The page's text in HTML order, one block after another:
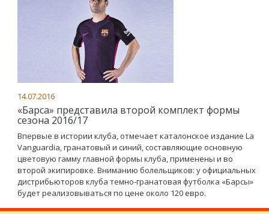
14.07.2016
«Барса» представила второй комплект формы
сезона 2016/17
Впервые в истории клуба, отмечает каталонское издание La
Vanguardia, гранатовый и синий, составляющие основную
цветовую гамму главной формы клуба, применены и во
второй экипировке. Вниманию болельщиков: у официальных
дистрибьюторов клуба темно-гранатовая футболка «Барсы»
будет реализовываться по цене около 120 евро.